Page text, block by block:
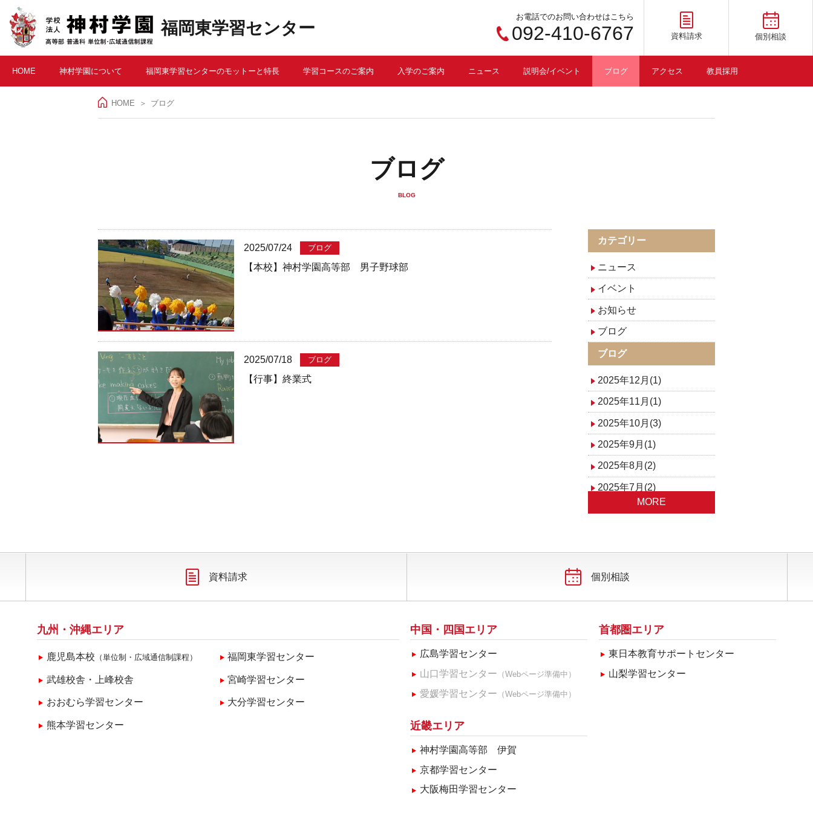
福岡東学習センター
お電話でのお問い合わせはこちら
092-410-6767 資料請求 個別相談
HOME 神村学園について 福岡東学習センターのモットーと特長 学習コースのご案内 入学のご案内 ニュース 説明会/イベント ブログ アクセス 教員採用
HOME ブログ
ブログ
BLOG
2025/07/24 ブログ
【本校】神村学園高等部 男子野球部
2025/07/18 ブログ
【行事】終業式
カテゴリー
ニュース
イベント
お知らせ
ブログ
ブログ
2025年12月(1)
2025年11月(1)
2025年10月(3)
2025年9月(1)
2025年8月(2)
2025年7月(2)
2025年6月(1)
2025年3月(2)
2025年2月(1)
MORE
資料請求 個別相談
九州・沖縄エリア
鹿児島本校 （単位制・広域通信制課程） 福岡東学習センター
武雄校舎・上峰校舎 宮崎学習センター
おおむら学習センター 大分学習センター
熊本学習センター
中国・四国エリア
広島学習センター
山口学習センター （Webページ準備中）
愛媛学習センター （Webページ準備中）
近畿エリア
神村学園高等部 伊賀
京都学習センター
大阪梅田学習センター
首都圏エリア
東日本教育サポートセンター
山梨学習センター